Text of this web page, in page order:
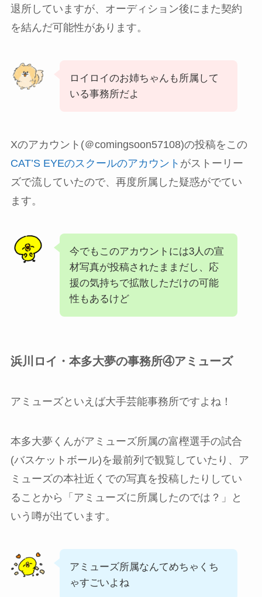
退所していますが、オーディション後にまた契約
を結んだ可能性があります。
ロイロイのお姉ちゃんも所属して
いる事務所だよ
Xのアカウント(＠comingsoon57108)の投稿をこの
CAT’S EYEのスクールのアカウント がストーリー
ズで流していたので、再度所属した疑惑がでてい
ます。
今でもこのアカウントには3人の宣
材写真が投稿されたままだし、応
援の気持ちで拡散しただけの可能
性もあるけど
浜川ロイ・本多大夢の事務所④アミューズ
アミューズといえば大手芸能事務所ですよね！
本多大夢くんがアミューズ所属の富樫選手の試合
(バスケットボール)を最前列で観覧していたり、ア
ミューズの本社近くでの写真を投稿したりしてい
ることから「アミューズに所属したのでは？」と
いう噂が出ています。
アミューズ所属なんてめちゃくち
ゃすごいよね